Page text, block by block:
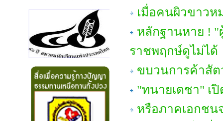
เมื่อคนผิวขาวห
หลักฐานหาย ! "
ราชพฤกษ์ดูไม่ได้
ขบวนการค้าสัต
"ทนายเดชา" เ
หรือภาคเอกชน